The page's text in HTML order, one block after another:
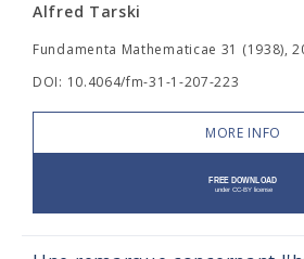
Alfred Tarski
Fundamenta Mathematicae 31 (1938),
DOI: 10.4064/fm-31-1-207-223
MORE INFO